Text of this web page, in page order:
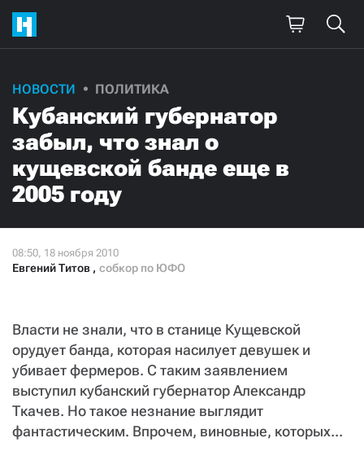
НОВОСТИ ПОЛИТИКА
Кубанский губернатор
забыл, что знал о
кущевской банде еще в
2005 году
Евгений Титов , собкор по ЮФО
Власти не знали, что в станице Кущевской
орудует банда, которая насилует девушек и
убивает фермеров. С таким заявлением
выступил кубанский губернатор Александр
Ткачев. Но такое незнание выглядит
фантастическим. Впрочем, виновные, которых...
Поддержите
нашу работу!
Ежемесячно
3000
500
Нажимая кнопку «Стать соучастником»,
я принимаю условия и подтверждаю свое гражданство РФ
СТАТЬ СОУЧАСТНИКОМ
ПОДЕЛИТЬСЯ С ДРУЗЬЯМИ
Если у вас есть вопросы, пишите donate@novayagazeta.ruили
звоните: